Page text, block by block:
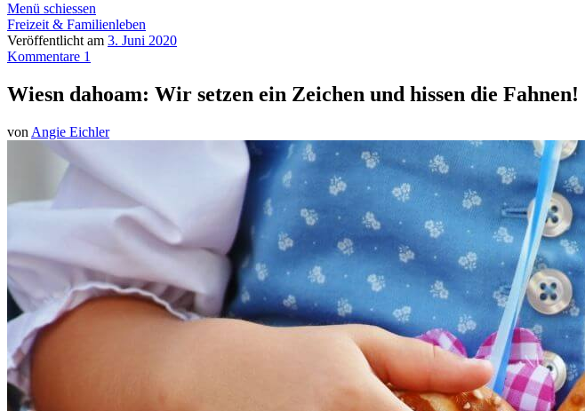
Menü schiessen
Freizeit & Familienleben
Veröffentlicht am 3. Juni 2020
Kommentare 1
Wiesn dahoam: Wir setzen ein Zeichen und hissen die Fahnen!
von Angie Eichler